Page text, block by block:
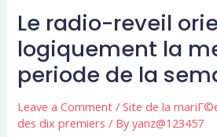
Le radio-reveil
logiquement la
periode de la
Leave a Comment /Site de la
des dix premiers / Byyanz@123457
Le
radio-
reveil
orient
logiquement
la